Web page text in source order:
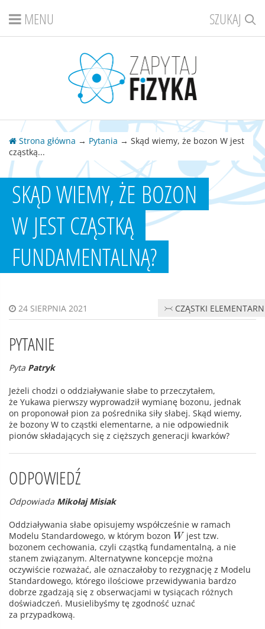
SZUKAJ
MENU
Strona główna → Pytania → Skąd wiemy, że bozon W jest
cząstką...
SKĄD WIEMY, ŻE BOZON
W JEST CZĄSTKĄ
FUNDAMENTALNĄ?
24 SIERPNIA 2021 CZĄSTKI
PYTANIE
Pyta Patryk
Jeżeli chodzi o oddziaływanie słabe to przeczytałem,
że Yukawa pierwszy wyprowadził wymianę bozonu, jednak
on proponował pion za pośrednika siły słabej. Skąd wiemy,
że bozony W to cząstki elementarne, a nie odpowiednik
pionów składających się z cięższych generacji kwarków?
ODPOWIEDŹ
Odpowiada Mikołaj Misiak
Oddziaływania słabe opisujemy współcześnie w ramach
Modelu Standardowego, w którym bozon W jest tzw.
bozonem cechowania, czyli cząstką fundamentalną, a nie
stanem związanym. Alternatywne koncepcje można
oczywiście rozważać, ale oznaczałoby to rezygnację z Modelu
Standardowego, którego ilościowe przewidywania bardzo
dobrze zgadzają się z obserwacjami w tysiącach różnych
doświadczeń. Musielibyśmy tę zgodność uznać
za przypadkową.